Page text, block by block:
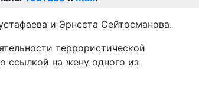
и Эрнеста Сейтосманова.
террористической
ссылкой на жену одного из